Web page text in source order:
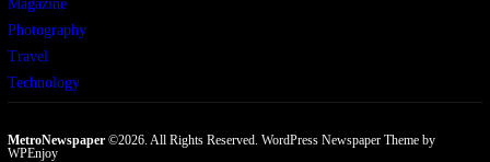
Magazine
Photography
Travel
Technology
MetroNewspaper©2026. All Rights Reserved. WordPress Newspaper Themeby
WPEnjoy